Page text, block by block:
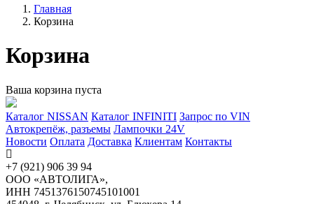
Главная
Корзина
Корзина
Ваша корзина пуста
Каталог NISSAN Каталог INFINITI Запрос по VIN
Автокрепёж, разъемы Лампочки 24V
Новости Оплата Доставка Клиентам Контакты
+7 (921) 906 39 94
ООО «АВТОЛИГА»,
ИНН 7451376150745101001